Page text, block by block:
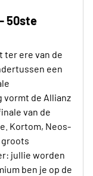
50ste
ter ere van de
een
vormt de Allianz
van de
Kortom, Neos-
jullie worden
ben je op de